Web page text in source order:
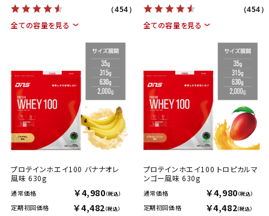
（454）
全ての容量を見る
（454）
全ての容量を見る
プロテインホエイ100 バナナオレ
風味 630g
通常価格 ￥4,980（税込）
定期初回価格 ￥4,482（税込）
プロテインホエイ100 トロピカルマ
ンゴー風味 630g
通常価格 ￥4,980（税込）
定期初回価格 ￥4,482（税込）